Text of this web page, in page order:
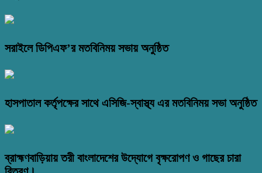
সরাইলে ডিপিএফ’র মতবিনিময় সভায় অনুষ্ঠিত
হাসপাতাল কর্তৃপক্ষের সাথে এসিজি-স্বাস্থ্য এর মতবিনিময় সভা অনুষ্ঠিত
ব্রাহ্মণবাড়িয়ায় তরী বাংলাদেশের উদ্যোগে বৃক্ষরোপণ ও গাছের চারা